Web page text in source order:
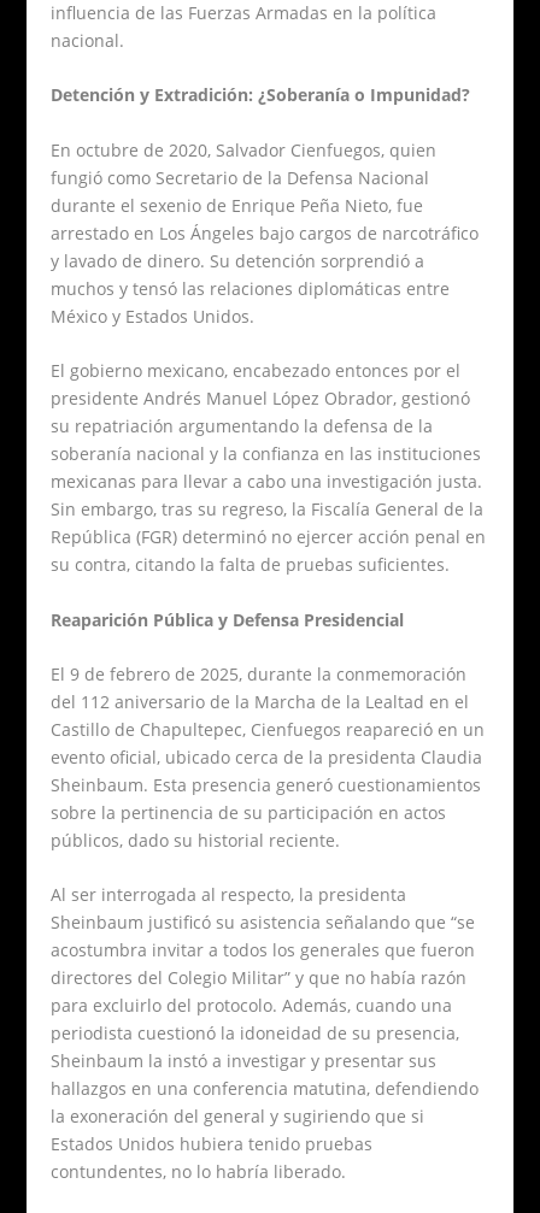
influencia de las Fuerzas Armadas en la política
nacional.
Detención y Extradición: ¿Soberanía o Impunidad?
En octubre de 2020, Salvador Cienfuegos, quien
fungió como Secretario de la Defensa Nacional
durante el sexenio de Enrique Peña Nieto, fue
arrestado en Los Ángeles bajo cargos de narcotráfico
y lavado de dinero. Su detención sorprendió a
muchos y tensó las relaciones diplomáticas entre
México y Estados Unidos.
El gobierno mexicano, encabezado entonces por el
presidente Andrés Manuel López Obrador, gestionó
su repatriación argumentando la defensa de la
soberanía nacional y la confianza en las instituciones
mexicanas para llevar a cabo una investigación justa.
Sin embargo, tras su regreso, la Fiscalía General de la
República (FGR) determinó no ejercer acción penal en
su contra, citando la falta de pruebas suficientes.
Reaparición Pública y Defensa Presidencial
El 9 de febrero de 2025, durante la conmemoración
del 112 aniversario de la Marcha de la Lealtad en el
Castillo de Chapultepec, Cienfuegos reapareció en un
evento oficial, ubicado cerca de la presidenta Claudia
Sheinbaum. Esta presencia generó cuestionamientos
sobre la pertinencia de su participación en actos
públicos, dado su historial reciente.
Al ser interrogada al respecto, la presidenta
Sheinbaum justificó su asistencia señalando que “se
acostumbra invitar a todos los generales que fueron
directores del Colegio Militar” y que no había razón
para excluirlo del protocolo. Además, cuando una
periodista cuestionó la idoneidad de su presencia,
Sheinbaum la instó a investigar y presentar sus
hallazgos en una conferencia matutina, defendiendo
la exoneración del general y sugiriendo que si
Estados Unidos hubiera tenido pruebas
contundentes, no lo habría liberado.